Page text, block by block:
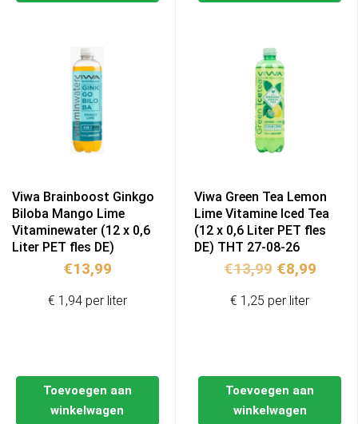
Viwa Brainboost Ginkgo
Biloba Mango Lime
Vitaminewater (12 x 0,6
Liter PET fles DE)
€13,99
Toevoegen aan
winkelwagen
€ 1,94 per liter
Viwa Green Tea Lemon
Lime Vitamine Iced Tea
(12 x 0,6 Liter PET fles
DE) THT 27-08-26
€13,99
was:
€8,99
Toevoegen aan
winkelwagen
€ 1,25 per liter